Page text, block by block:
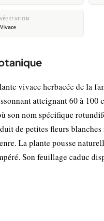
VÉGÉTATION
Vivace
vivace herbacée de la
atteignant 60 à 100
son nom spécifique
de petites fleurs
La plante pousse
Son feuillage caduc